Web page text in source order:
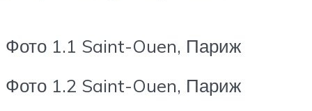
Фото 1.1 Saint-Ouen, Париж
Фото 1.2 Saint-Ouen, Париж